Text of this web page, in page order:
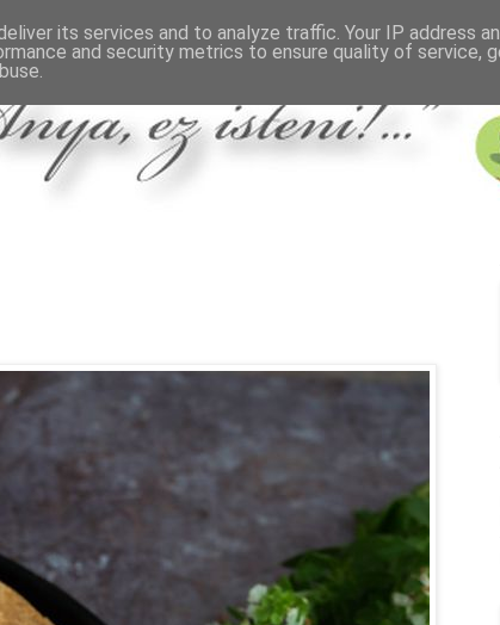
its services and to analyze traffic. Your IP address
and security metrics to ensure quality of service,